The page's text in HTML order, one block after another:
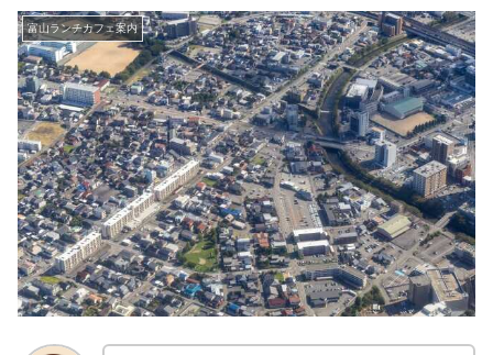
富山ランチカフェ案内